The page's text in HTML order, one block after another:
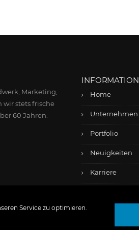
Service zu optimieren.
Marketing,
wir stets frische
60 Jahren.
INFORMATION
Home
Unternehmen
Portfolio
Neuigkeiten
Karriere